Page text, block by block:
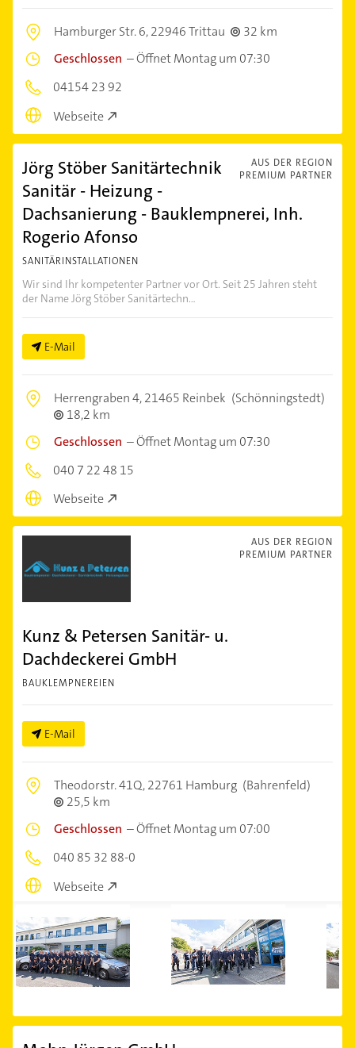
Hamburger Str. 6,22946 Trittau
32 km
Geschlossen –Öffnet Montag um 07:30
04154 23 92
Webseite
AUS DER REGION
PREMIUM PARTNER
Jörg Stöber Sanitärtechnik
Sanitär - Heizung -
Dachsanierung - Bauklempnerei, Inh.
Rogerio Afonso
SANITÄRINSTALLATIONEN
Wir sind Ihr kompetenter Partner vor Ort. Seit 25 Jahren steht
der Name Jörg Stöber Sanitärtechn...
E-Mail
Herrengraben 4,21465 Reinbek (Schönningstedt)
18,2 km
Geschlossen –Öffnet Montag um 07:30
040 7 22 48 15
Webseite
AUS DER REGION
PREMIUM PARTNER
Kunz & Petersen Sanitär- u.
Dachdeckerei GmbH
BAUKLEMPNEREIEN
E-Mail
Theodorstr. 41Q,22761 Hamburg (Bahrenfeld)
25,5 km
Geschlossen –Öffnet Montag um 07:00
040 85 32 88-0
Webseite